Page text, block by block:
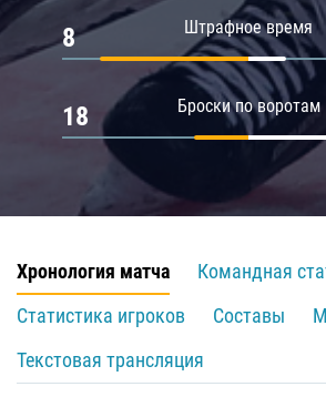
Штрафное время
8
Броски по воротам
18
Хронология матча
Командная
Статистика игроков
Составы
Текстовая трансляция